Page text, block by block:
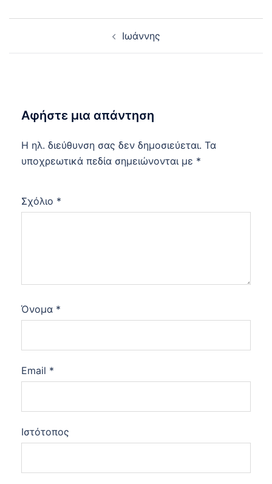
Ιωάννης
Αφήστε μια απάντηση
Η ηλ. διεύθυνση σας δεν δημοσιεύεται. Τα
υποχρεωτικά πεδία σημειώνονται με *
Σχόλιο *
Όνομα *
Email *
Ιστότοπος